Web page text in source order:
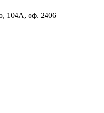
104А, оф. 2406